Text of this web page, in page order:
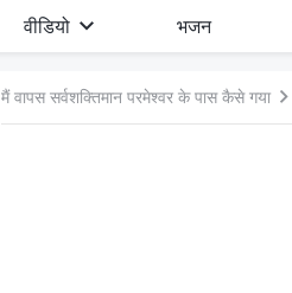
वीडियो भजन
मैं वापस सर्वशक्तिमान परमेश्वर के पास कैसे गया